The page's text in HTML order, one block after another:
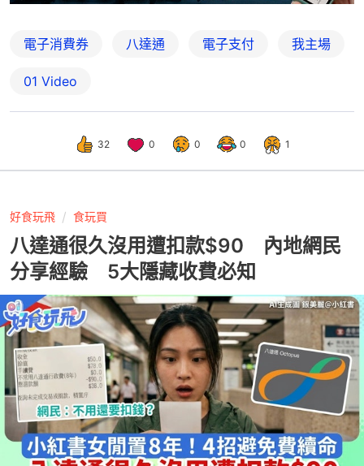
電子消費券 八達通 電子支付 我主場
01 Video
32 0 0 0 1
好食玩飛 食玩買
八達通很久沒用遭扣款$90 內地網民
分享經驗 5大隱藏收費必知